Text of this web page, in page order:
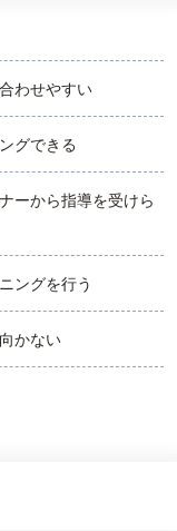
わせやすい
グできる
ーから指導を受けら
ングを行う
かない